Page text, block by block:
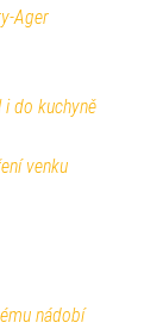
Ager
do kuchyně
venku
nádobí